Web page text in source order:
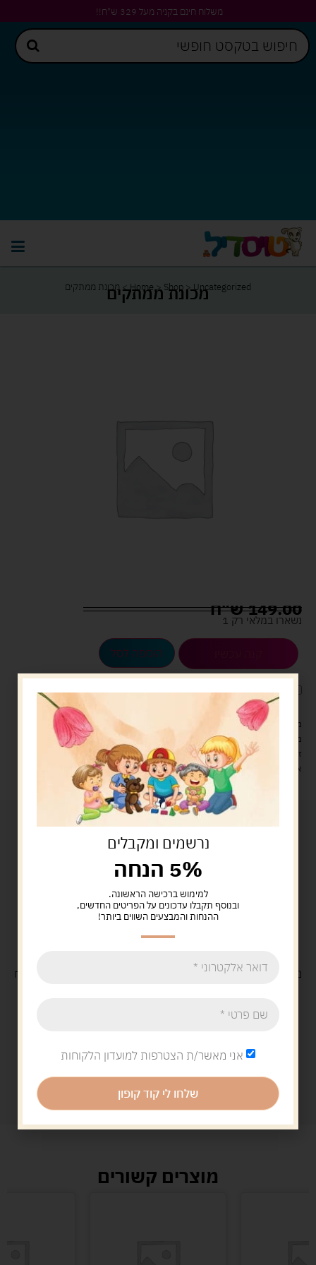
משלוח חינם בקניה מעל 329 ש"ח!!
Home> Shop >Uncategorized
>מכונת ממתקיםמכונת ממתקים
149.00ש"ח
נשארו במלאי רק 1
הוספה לסל
לארוז את המוצר באריזת מתנה5.00 ש"ח ?
מעל 329 ש"ח, משלוח עם שליח עד הבית חינם! – 0 ₪
משלוח עם שליח עד הבית: 29 ש"ח
זמן אספקה: עד 4 ימי עסקים.
איסוף עצמי: מ"ביתר טויס" רחוב בניין דוד 18, ביתר עילית.
משלוח חינםבקנייה מעל 329 ש"ח
מוצרים קשורים
נרשמים ומקבלים
5% הנחה
למימוש ברכישה הראשונה.
ובנוסף תקבלו עדכונים על הפריטים החדשים,
ההנחות והמבצעים השווים ביותר!
אני מאשר/ת הצטרפות למועדון הלקוחות
שלחו לי קוד קופון